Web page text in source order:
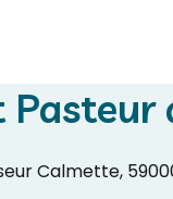
Calmette,